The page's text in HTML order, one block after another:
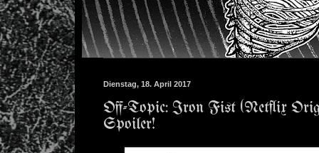
Dienstag, 18. April 2017
Off-Topic: Iron Fist (Netflix
Spoiler!